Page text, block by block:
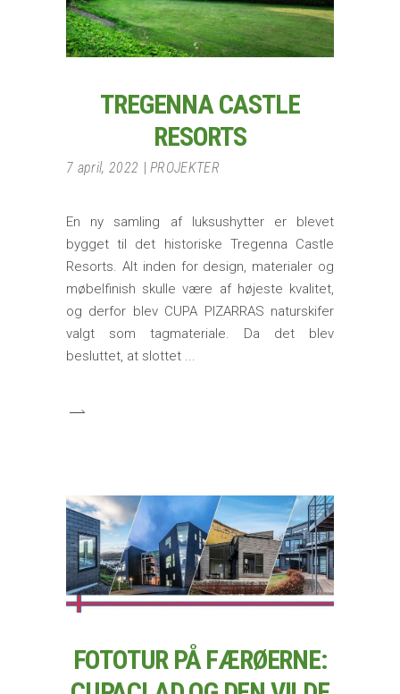
TREGENNA CASTLE
RESORTS
7 april, 2022 PROJEKTER
En ny samling af luksushytter er blevet
bygget til det historiske Tregenna Castle
Resorts. Alt inden for design, materialer og
møbelfinish skulle være af højeste kvalitet,
og derfor blev CUPA PIZARRAS naturskifer
valgt som tagmateriale. Da det blev
besluttet, at slottet
FOTOTUR PÅ FÆRØERNE: